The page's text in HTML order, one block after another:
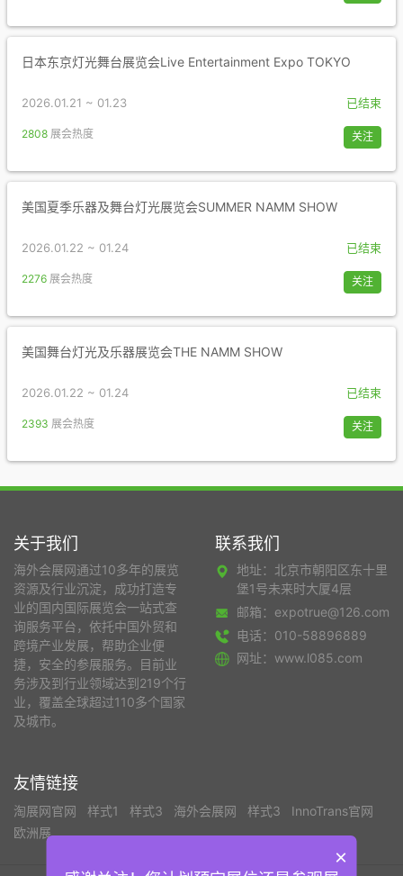
日本东京灯光舞台展览会Live Entertainment Expo TOKYO
2026.01.21 ~ 01.23 已结束
2808 展会热度 关注
美国夏季乐器及舞台灯光展览会SUMMER NAMM SHOW
2026.01.22 ~ 01.24 已结束
2276 展会热度 关注
美国舞台灯光及乐器展览会THE NAMM SHOW
2026.01.22 ~ 01.24 已结束
2393 展会热度 关注
关于我们
海外会展网通过10多年的展览
资源及行业沉淀，成功打造专
业的国内国际展览会一站式查
询服务平台，依托中国外贸和
跨境产业发展，帮助企业便
捷，安全的参展服务。目前业
务涉及到行业领域达到219个行
业，覆盖全球超过110多个国家
及城市。
联系我们
地址：北京市朝阳区东十里
堡1号未来时大厦4层
邮箱：expotrue@126.com
电话：010-58896889
网址：www.l085.com
友情链接
淘展网官网 样式1 样式3 海外会展网 样式3
InnoTrans官网
欧洲展
×